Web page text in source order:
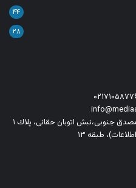
۴۴
۲۸
آدرس: تهران - خیابان میرداماد، خیابان مصدق جنوبی،نبش اتوبان حقانی، پلاك ١
طبقه ۱۳